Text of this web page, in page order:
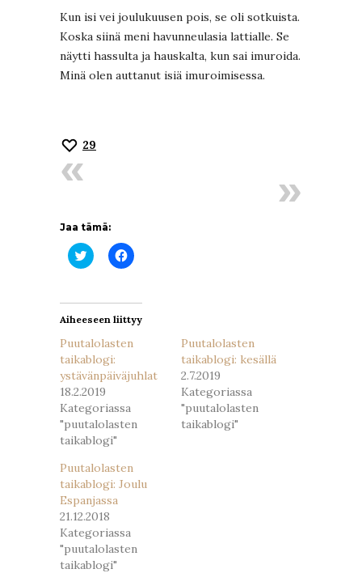
Kun isi vei joulukuusen pois, se oli sotkuista.
Koska siinä meni havunneulasia lattialle. Se
näytti hassulta ja hauskalta, kun sai imuroida.
Minä olen auttanut isiä imuroimisessa.
29
Jaa tämä:
Jaa
Twitterissä(Avautuu
Jaa
Facebookissa(Avautuu
Aiheeseen liittyy
Puutalolasten
taikablogi:
ystävänpäiväjuhlat
18.2.2019
Kategoriassa
"puutalolasten
taikablogi"
Puutalolasten
taikablogi: kesällä
2.7.2019
Kategoriassa
"puutalolasten
taikablogi"
Puutalolasten
taikablogi: Joulu
Espanjassa
21.12.2018
Kategoriassa
"puutalolasten
taikablogi"